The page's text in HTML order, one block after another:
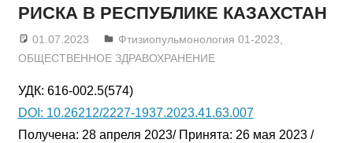
РИСКА В РЕСПУБЛИКЕ КАЗАХСТАН
01.07.2023 admin
Фтизиопульмонология 01-2023
ОБЩЕСТВЕННОЕ ЗДРАВОХРАНЕНИЕ
УДК: 616-002.5(574)
DOI: 10.26212/2227-1937.2023.41.63.007
Получена: 28 апреля 2023/ Принята: 26 мая 2023 /